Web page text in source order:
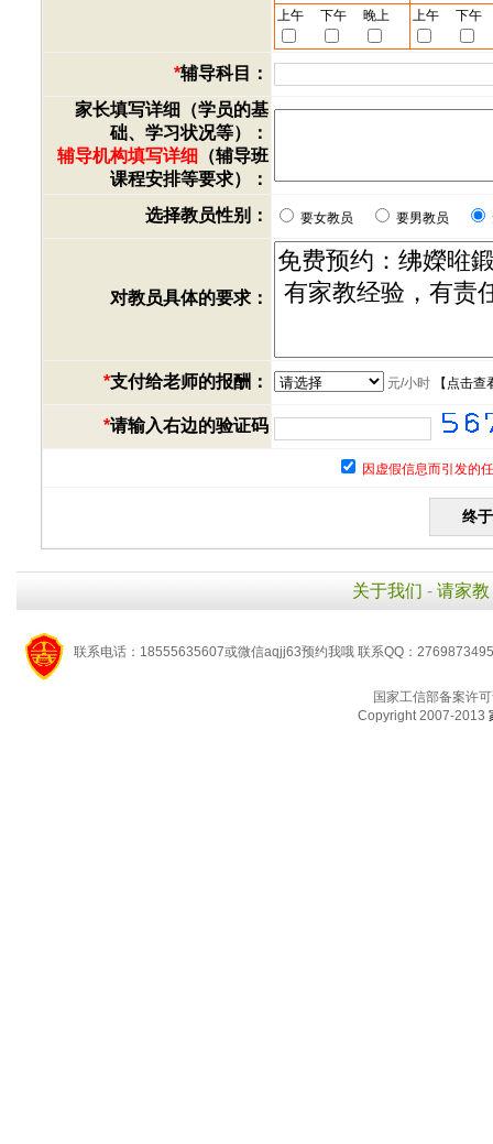
上午
下午 晚上 上午 下午
*辅导科目：
家长填写详细（学员的基
础、学习状况等）：
辅导机构填写详细 （辅导班
课程安排等要求）：
选择教员性别：
要女教员 要男教员
对教员具体的要求：
*支付给老师的报酬： 元/小时【 点击查
*请输入右边的验证码
因虚假信息而引发的
关于我们 - 请家教
联系电话：18555635607或微信aqjj63预约我哦 联系QQ：
国家工信部备案许
Copyright 2007-2013